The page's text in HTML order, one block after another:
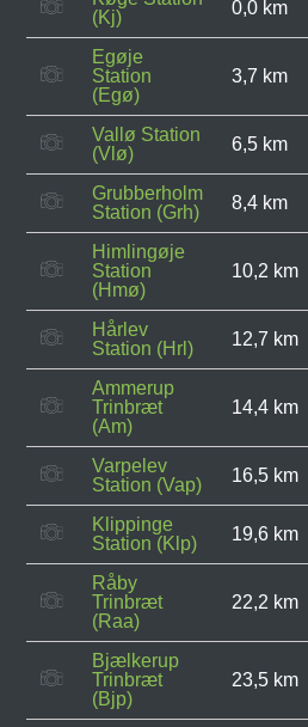
(Kj)
0,0 km
Egøje
Station
(Egø)
3,7 km
Vallø Station
(Vlø)
6,5 km
Grubberholm
Station (Grh)
8,4 km
Himlingøje
Station
(Hmø)
10,2 km
Hårlev
Station (Hrl)
12,7 km
Ammerup
Trinbræt
(Am)
14,4 km
Varpelev
Station (Vap)
16,5 km
Klippinge
Station (Klp)
19,6 km
Råby
Trinbræt
(Raa)
22,2 km
Bjælkerup
Trinbræt
(Bjp)
23,5 km